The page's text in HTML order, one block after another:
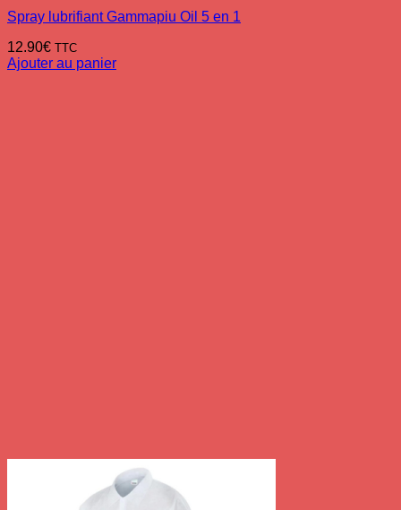
Spray lubrifiant Gammapiu Oil 5 en 1
12.90€ TTC
Ajouter au panier